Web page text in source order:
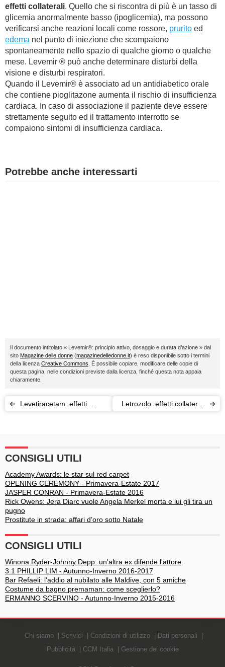
effetti collaterali. Quello che si riscontra di più è un tasso di
glicemia anormalmente basso (ipoglicemia), ma possono
verificarsi anche reazioni locali come rossore, prurito ed
edema nel punto di iniezione che scompaiono
spontaneamente nello spazio di qualche giorno o qualche
mese. Levemir ® può anche determinare disturbi della
visione e disturbi respiratori.
Quando il Levemir® è associato ad un antidiabetico orale
che contiene pioglitazone aumenta il rischio di insufficienza
cardiaca. In caso di associazione il paziente deve essere
strettamente seguito ed il trattamento interrotto se
compaiono sintomi di insufficienza cardiaca.
Potrebbe anche interessarti
Il documento intitolato « Levemir®: principio attivo, dosaggio e durata d’azione » dal
sito Magazine delle donne (magazinedelledonne.it) è reso disponibile sotto i termini
della licenza Creative Commons . È possibile copiare, modificare delle copie di
questa pagina, nelle condizioni previste dalla licenza, finché questa nota appaia
chiaramente.
Levetiracetam: effetti
Letrozolo: effetti collaterali
CONSIGLI UTILI
Academy Awards: le star sul red carpet
OPENING CEREMONY - Primavera-Estate 2017
JASPER CONRAN - Primavera-Estate 2016
Rick Owens: Jera Diarc vuole Angela Merkel morta e lui gli tira un
pugno
Prostitute in strada: affari d’oro sotto Natale
CONSIGLI UTILI
Winona Ryder-Johnny Depp: un'altra ex difende l'attore
3.1 PHILLIP LIM - Autunno-Inverno 2016-2017
Bar Refaeli: l'addio al nubilato alle Maldive, con 5 amiche
Costume da bagno premaman: come sceglierlo?
ERMANNO SCERVINO - Autunno-Inverno 2015-2016
Chi siamo Scrivici Condizioni di utilizzo
Dati personali
Pubblicità
CCM Italia Gestione dei cookie